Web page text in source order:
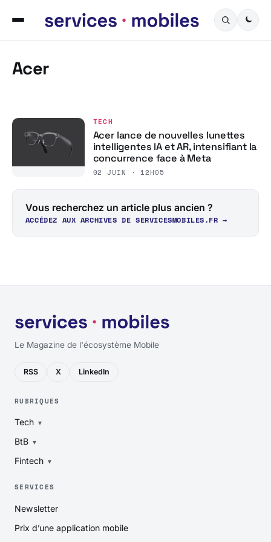
Acer
TECH
Acer lance de nouvelles lunettes
intelligentes IA et AR, intensifiant la
concurrence face à Meta
02 JUIN · 12H05
Vous recherchez un article plus ancien ?
ACCÉDEZ AUX ARCHIVES DE SERVICESMOBILES.FR →
Le Magazine de l'écosystème Mobile
RSS X LinkedIn
RUBRIQUES
Tech
BtB
Fintech
SERVICES
Newsletter
Prix d’une application mobile